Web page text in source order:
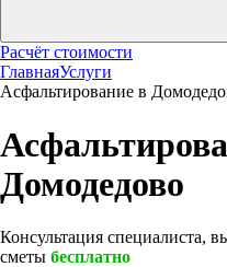
Расчёт стоимости
ГлавнаяУслуги
Асфальтирование в
Домодедово
Консультация специалиста,
сметы бесплатно